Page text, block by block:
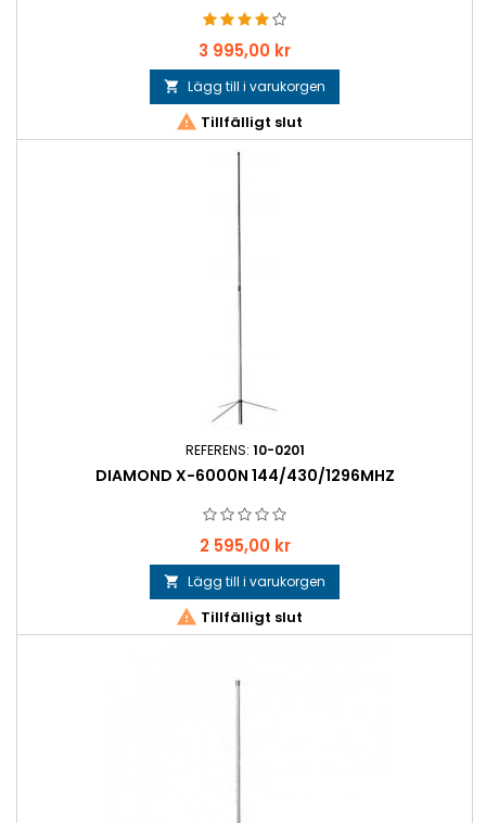
Pris
3 995,00 kr
 Lägg till i varukorgen
 Tillfälligt slut
REFERENS: 10-0201
DIAMOND X-6000N 144/430/1296MHZ
Pris
2 595,00 kr
 Lägg till i varukorgen
 Tillfälligt slut